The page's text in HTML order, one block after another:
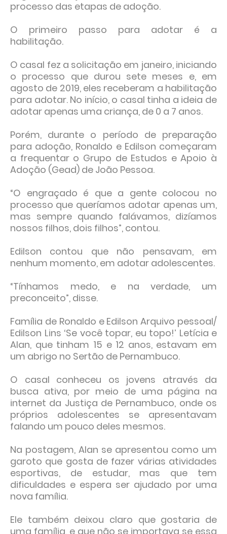
processo das etapas de adoção.
O primeiro passo para adotar é a
habilitação.
O casal fez a solicitação em janeiro, iniciando
o processo que durou sete meses e, em
agosto de 2019, eles receberam a habilitação
para adotar. No início, o casal tinha a ideia de
adotar apenas uma criança, de 0 a 7 anos.
Porém, durante o período de preparação
para adoção, Ronaldo e Edilson começaram
a frequentar o Grupo de Estudos e Apoio à
Adoção (Gead) de João Pessoa.
“O engraçado é que a gente colocou no
processo que queríamos adotar apenas um,
mas sempre quando falávamos, dizíamos
nossos filhos, dois filhos”, contou.
Edilson contou que não pensavam, em
nenhum momento, em adotar adolescentes.
“Tínhamos medo, e na verdade, um
preconceito”, disse.
Família de Ronaldo e Edilson Arquivo pessoal/
Edilson Lins ‘Se você topar, eu topo!’ Letícia e
Alan, que tinham 15 e 12 anos, estavam em
um abrigo no Sertão de Pernambuco.
O casal conheceu os jovens através da
busca ativa, por meio de uma página na
internet da Justiça de Pernambuco, onde os
próprios adolescentes se apresentavam
falando um pouco deles mesmos.
Na postagem, Alan se apresentou como um
garoto que gosta de fazer várias atividades
esportivas, de estudar, mas que tem
dificuldades e espera ser ajudado por uma
nova família.
Ele também deixou claro que gostaria de
uma família, e que não se importava se essa